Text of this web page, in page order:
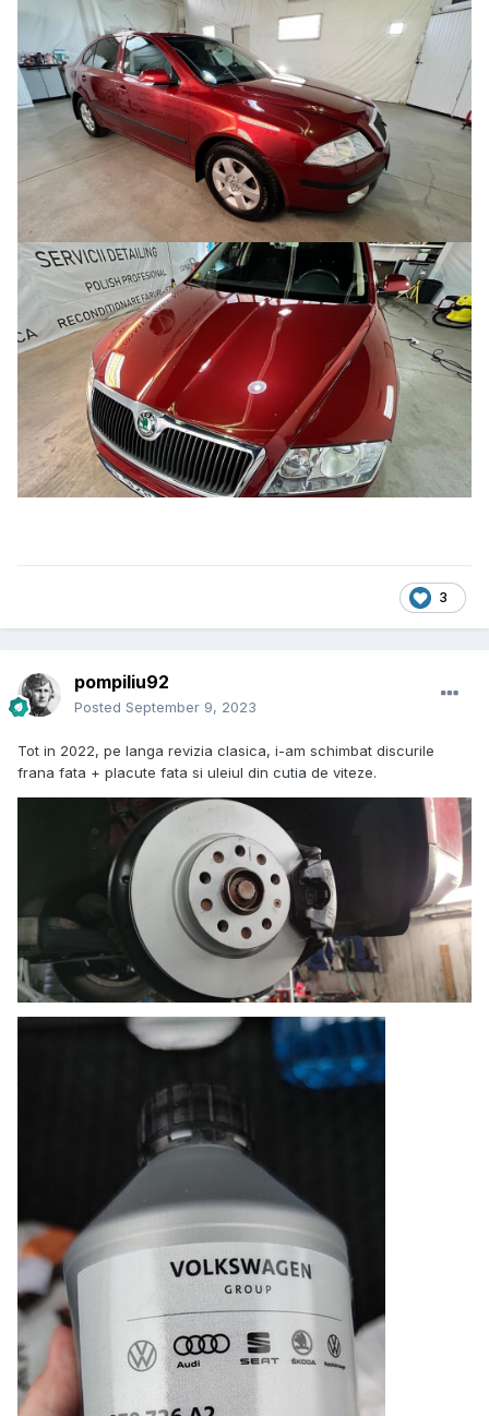
3
pompiliu92
Posted September 9, 2023
Tot in 2022, pe langa revizia clasica, i-am schimbat discurile
frana fata + placute fata si uleiul din cutia de viteze.